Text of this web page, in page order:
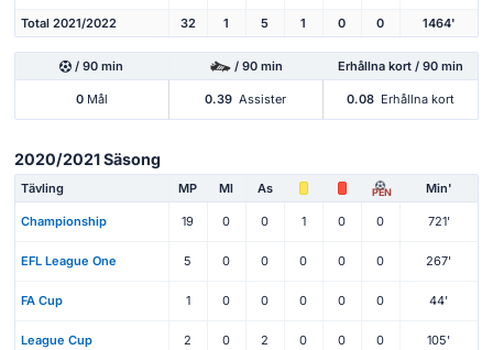
Total 2021/2022 32 1 5 1 0 0 1464'
/ 90 min / 90 min Erhållna kort / 90 min
0Mål 0.39 Assister 0.08 Erhållna kort
2020/2021 Säsong
Tävling MP Ml As PEN Min'
Championship 19 0 0 1 0 0 721'
EFL League One 5 0 0 0 0 0 267'
FA Cup 1 0 0 0 0 0 44'
League Cup 2 0 2 0 0 0 105'